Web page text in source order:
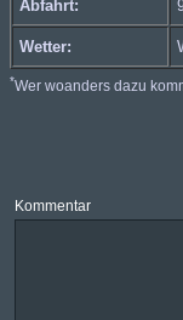
Abfahrt:
Wetter:
*Wer woanders dazu
Kommentar